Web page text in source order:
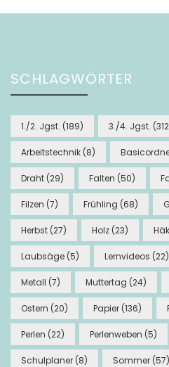
SCHLAGWÖRTER
1./2. Jgst. (189) 3./4. Jgst.
Arbeitstechnik (8)
Draht (29) Falten (50)
Filzen (7) Frühling (68)
Herbst (27) Holz (23)
Laubsäge (5) Lernvideos (22)
Metall (7) Muttertag (24)
Ostern (20) Papier (136)
Perlen (22) Perlenweben (5)
Schulplaner (8) Sommer (57)